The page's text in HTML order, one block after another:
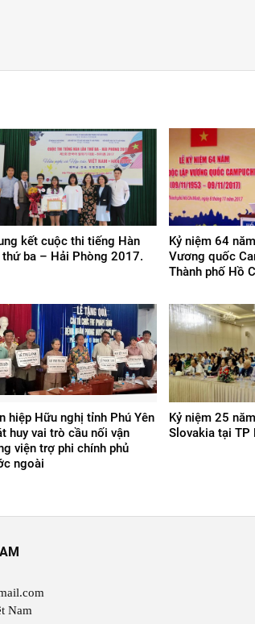
kết cuộc thi tiếng Hàn
thứ ba – Hải Phòng 2017.
Kỷ niệm 64
Vương quốc
Thành phố Hồ
hiệp Hữu nghị tỉnh Phú Yên
huy vai trò cầu nối vận
viện trợ phi chính phủ
ngoài
Kỷ niệm 25
Slovakia tại TP
Nam